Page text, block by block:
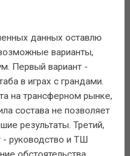
данных оставлю
варианты,
Первый вариант -
в играх с грандами.
на трансферном рынке,
состава не позволяет
результаты. Третий,
руководство и ТШ